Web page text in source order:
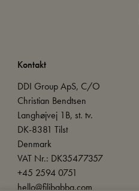
Kontakt
DDI Group ApS, C/O
Christian Bendtsen
Langhøjvej 1B, st. tv.
DK-8381 Tilst
Denmark
VAT Nr.: DK35477357
+45 2594 0751
hello@filibabba.com